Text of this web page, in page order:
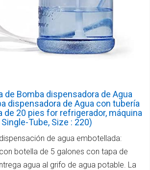
de Bomba dispensadora de Agua
dispensadora de Agua con tubería
de 20 pies for refrigerador, máquina
Tube, Size : 220)
de agua embotellada:
botella de 5 galones con tapa de
agua al grifo de agua potable. La